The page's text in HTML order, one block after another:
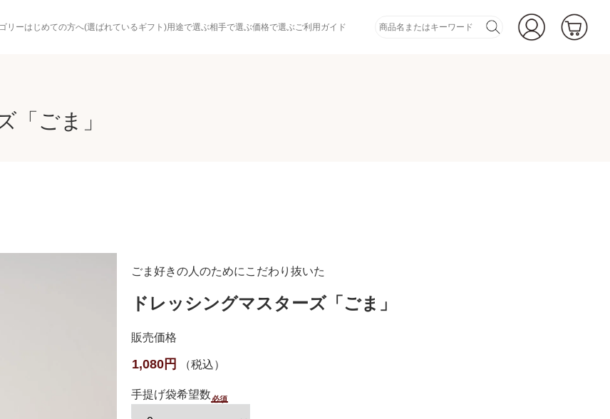
リーはじめての方へ(選ばれているギフト)用途で選ぶ相手で選ぶ価格で選ぶご利用ガイド
「ごま」
ごま好きの人のためにこだわり抜いた
ドレッシングマスターズ「ごま」
販売価格
1,080 税込
手提げ袋希望数